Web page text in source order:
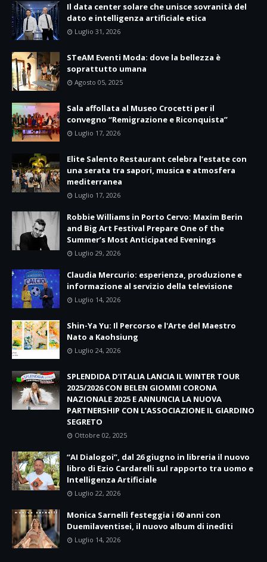
Il data center solare che unisce sovranità del
dato e intelligenza artificiale etica
Luglio 31, 2026
STeAM Eventi Moda: dove la bellezza è
soprattutto umana
Agosto 05, 2025
Sala affollata al Museo Crocetti per il
convegno “Remigrazione e Riconquista”
Luglio 17, 2026
Elite Salento Restaurant celebra l’estate con
una serata tra sapori, musica e atmosfera
mediterranea
Luglio 17, 2026
Robbie Williams in Porto Cervo: Maxim Berin
and Big Art Festival Prepare One of the
Summer’s Most Anticipated Evenings
Luglio 29, 2026
Claudia Mercurio: esperienza, produzione e
informazione al servizio della televisione
Luglio 14, 2026
Shin-Ya Yu: Il Percorso e l'Arte del Maestro
Nato a Kaohsiung
Luglio 24, 2026
SPLENDIDA D’ITALIA LANCIA IL WINTER TOUR
2025/2026 CON BELEN GIOMMI CORONA
NAZIONALE 2025 E ANNUNCIA LA NUOVA
PARTNERSHIP CON L’ASSOCIAZIONE IL GIARDINO
SEGRETO
Ottobre 02, 2025
“AI Dialogoi”, dal 26 giugno in libreria il nuovo
libro di Ezio Cardarelli sul rapporto tra uomo e
Intelligenza Artificiale
Luglio 22, 2026
Monica Sarnelli festeggia i 60 anni con
Duemilaventisei, il nuovo album di inediti
Luglio 14, 2026